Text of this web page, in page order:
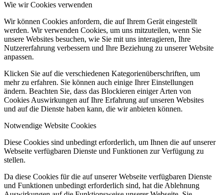
Wie wir Cookies verwenden
Wir können Cookies anfordern, die auf Ihrem Gerät eingestellt
werden. Wir verwenden Cookies, um uns mitzuteilen, wenn Sie
unsere Websites besuchen, wie Sie mit uns interagieren, Ihre
Nutzererfahrung verbessern und Ihre Beziehung zu unserer Website
anpassen.
Klicken Sie auf die verschiedenen Kategorienüberschriften, um
mehr zu erfahren. Sie können auch einige Ihrer Einstellungen
ändern. Beachten Sie, dass das Blockieren einiger Arten von
Cookies Auswirkungen auf Ihre Erfahrung auf unseren Websites
und auf die Dienste haben kann, die wir anbieten können.
Notwendige Website Cookies
Diese Cookies sind unbedingt erforderlich, um Ihnen die auf unserer
Webseite verfügbaren Dienste und Funktionen zur Verfügung zu
stellen.
Da diese Cookies für die auf unserer Webseite verfügbaren Dienste
und Funktionen unbedingt erforderlich sind, hat die Ablehnung